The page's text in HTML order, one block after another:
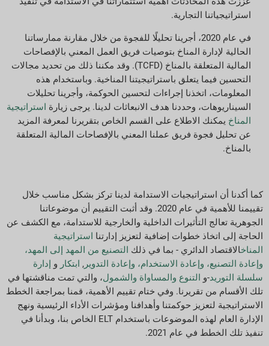
استراتيجياتنا التجارية.
في عام 2020، أجرينا تحليلًا للفجوة من خلال مقارنة ممارساتنا
الحالية لإدارة المناخ بتوصيات فريق العمل المعني بالإفصاحات
المالية المتعلقة بالمناخ (TCFD). وقد مكننا ذلك من تحديد مجالات
التحسين فيما يتعلق باستراتيجيتنا المناخية. وباستخدام هذه
المعلومات، اتخذنا إجراءات لتحسين الحوكمة، وأجرينا تحليلات
السيناريوهات، وحددنا هدف الانبعاثات لدينا. يرجى زيارة استراتيجية
المناخ يمكنك الاطلاع على القسم الخاص بتقريرنا لمعرفة المزيد
عن تحليل فجوة فريق عملنا المعني بالإفصاحات المالية المتعلقة
بالمناخ.
كما أكدنا أن استراتيجيات الاستدامة لدينا تركز بشكل مناسب خلال
تقييمنا للأهمية في عام 2020. وقد أثبت التقييم أن موضوعاتنا
الجوهرية تعالج التأثيرات الداخلية والخارجية للاستدامة، مع الكشف عن
الحاجة إلى اتخاذ خطوات إضافية لتعزيز إدارتنا استراتيجية
المناخالاقتصاد الدائري - بما في ذلك التصنيع من المهد إلى المهد،
وإعادة التصنيع، وإعادة الاستخدام، وإعادة التدوير , ابتكار و إدارة
سلسلة التوريد-و التنوع والمساواة والشمول، والتي تمت مناقشتها في
تلك الأقسام من تقريرنا. وفي ختام تقييم الأهمية، قمنا بمراجعة الخطط
الاستراتيجية لتعزيز حوكمتنا وأهدافنا ومؤشرات الأداء الرئيسية ونهج
الإدارة العام لهذه الموضوعات باستخدام ELT الخاص بنا، وبدأنا في
تنفيذ تلك الخطط في عام 2021.